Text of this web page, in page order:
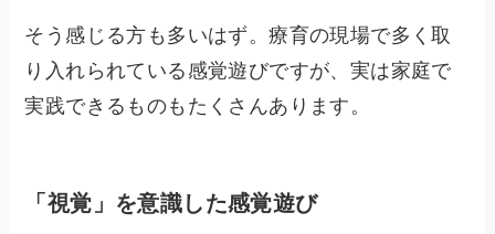
そう感じる方も多いはず。療育の現場で多く取
り入れられている感覚遊びですが、実は家庭で
実践できるものもたくさんあります。
「視覚」を意識した感覚遊び